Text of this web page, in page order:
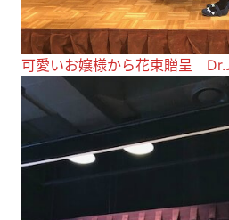
可愛いお嬢様から花束贈呈 Dr.